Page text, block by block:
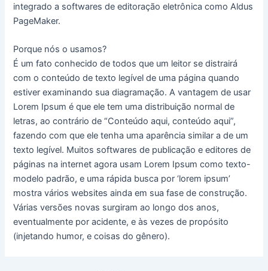
integrado a softwares de editoração eletrônica como Aldus
PageMaker.
Porque nós o usamos?
É um fato conhecido de todos que um leitor se distrairá
com o conteúdo de texto legível de uma página quando
estiver examinando sua diagramação. A vantagem de usar
Lorem Ipsum é que ele tem uma distribuição normal de
letras, ao contrário de “Conteúdo aqui, conteúdo aqui”,
fazendo com que ele tenha uma aparência similar a de um
texto legível. Muitos softwares de publicação e editores de
páginas na internet agora usam Lorem Ipsum como texto-
modelo padrão, e uma rápida busca por ‘lorem ipsum’
mostra vários websites ainda em sua fase de construção.
Várias versões novas surgiram ao longo dos anos,
eventualmente por acidente, e às vezes de propósito
(injetando humor, e coisas do gênero).